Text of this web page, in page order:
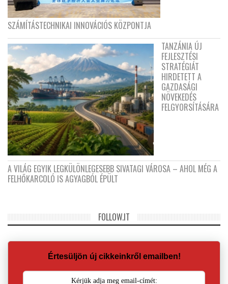
SZÁMÍTÁSTECHNIKAI INNOVÁCIÓS KÖZPONTJA
TANZÁNIA ÚJ
FEJLESZTÉSI
STRATÉGIÁT
HIRDETETT A
GAZDASÁGI
NÖVEKEDÉS
FELGYORSÍTÁSÁRA
A VILÁG EGYIK LEGKÜLÖNLEGESEBB SIVATAGI VÁROSA – AHOL MÉG A
FELHŐKARCOLÓ IS AGYAGBÓL ÉPÜLT
FOLLOW.IT
Értesüljön új cikkeinkről emailben!